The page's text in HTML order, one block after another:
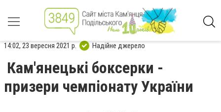
14:02, 23 вересня 2021 р. Надійне джерело
Кам'янецькі боксерки -
призери чемпіонату України